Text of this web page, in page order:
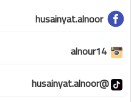
husainyat.alnoor
alnour14
@husainyat.alnoor